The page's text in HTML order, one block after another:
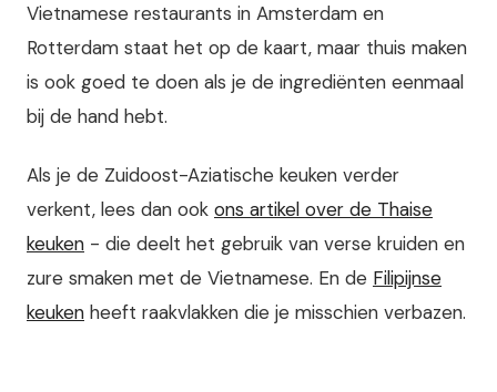
Vietnamese restaurants in Amsterdam en
Rotterdam staat het op de kaart, maar thuis maken
is ook goed te doen als je de ingrediënten eenmaal
bij de hand hebt.
Als je de Zuidoost-Aziatische keuken verder
verkent, lees dan ook ons artikel over de Thaise
keuken - die deelt het gebruik van verse kruiden en
zure smaken met de Vietnamese. En de Filipijnse
keuken heeft raakvlakken die je misschien verbazen.